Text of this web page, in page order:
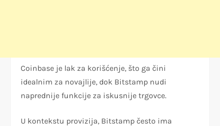
Coinbase je lak za korišćenje, što ga čini
idealnim za novajlije, dok Bitstamp nudi
naprednije funkcije za iskusnije trgovce.
U kontekstu provizija, Bitstamp često ima